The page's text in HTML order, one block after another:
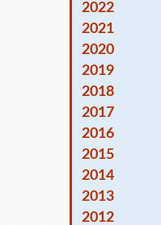
2022
2021
2020
2019
2018
2017
2016
2015
2014
2013
2012